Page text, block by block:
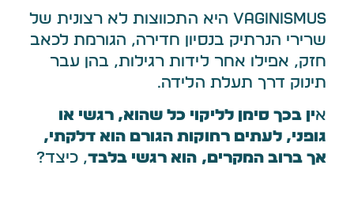
VAGINISMUS היא התכווצות לא רצונית של
שרירי הנרתיק בנסיון חדירה, הגורמת לכאב
חזק, אפילו אחר לידות רגילות, בהן עבר
תינוק דרך תעלת הלידה.
אין בכך סימן לליקוי כל שהוא, רגשי או
גופני, לעתים רחוקות הגורם הוא דלקתי,
אך ברוב המקרים, הוא רגשי בלבד, כיצד?